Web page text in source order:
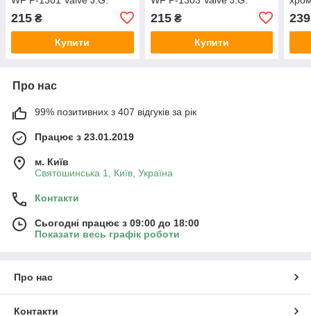
215 ₴
Купити
215₴
Купити
239
Про нас
99% позитивних з 407 відгуків за рік
Працює з 23.01.2019
м. Київ
Святошинська 1, Київ, Україна
Контакти
Сьогодні працює з 09:00 до 18:00
Показати весь графік роботи
Про нас
Контакти